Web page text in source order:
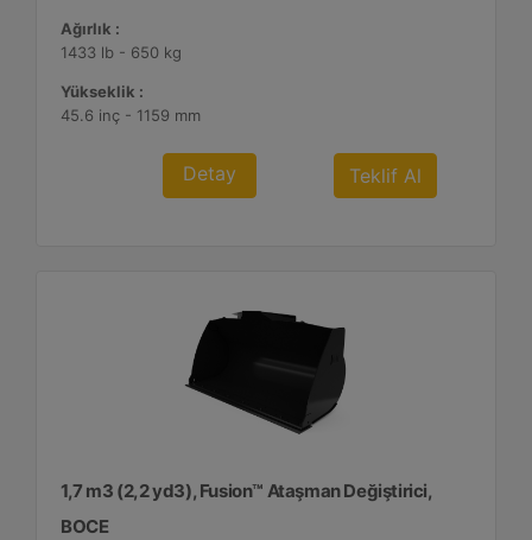
Ağırlık :
1433 lb - 650 kg
Yükseklik :
45.6 inç - 1159 mm
Detay Teklif Al
1,7 m3 (2,2 yd3), Fusion™ Ataşman Değiştirici,
BOCE